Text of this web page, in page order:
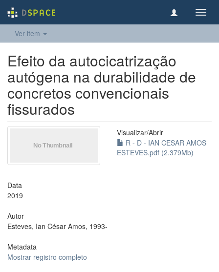
Ver item
Efeito da autocicatrização
autógena na durabilidade de
concretos convencionais
fissurados
Visualizar/Abrir
R - D - IAN CESAR AMOS
ESTEVES.pdf (2.379Mb)
Data
2019
Autor
Esteves, Ian César Amos, 1993-
Metadata
Mostrar registro completo